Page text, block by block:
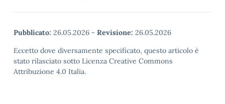
Pubblicato: 26.05.2026 - Revisione: 26.05.2026
Eccetto dove diversamente specificato, questo articolo è
stato rilasciato sotto Licenza Creative Commons
Attribuzione 4.0 Italia.